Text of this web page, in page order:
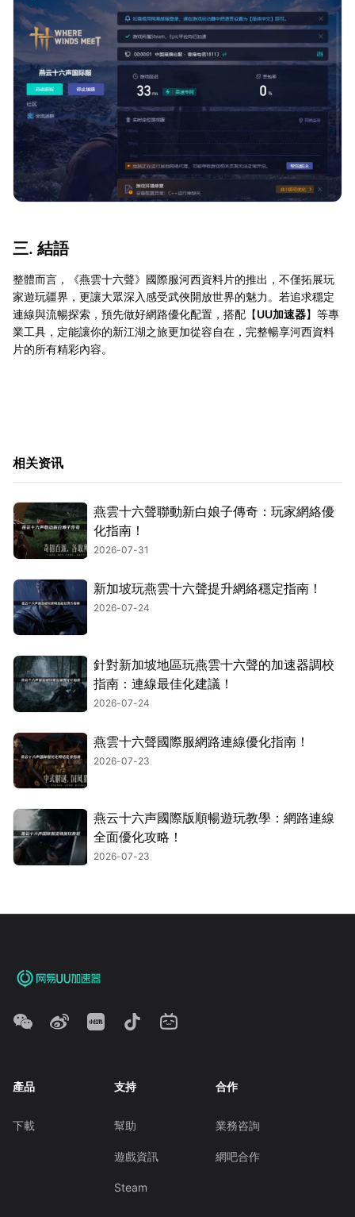
三. 結語
整體而言，《燕雲十六聲》國際服河西資料片的推出，不僅拓展玩
家遊玩疆界，更讓大眾深入感受武俠開放世界的魅力。若追求穩定
連線與流暢探索，預先做好網路優化配置，搭配【UU加速器】等專
業工具，定能讓你的新江湖之旅更加從容自在，完整暢享河西資料
片的所有精彩內容。
相关资讯
燕雲十六聲聯動新白娘子傳奇：玩家網絡優
化指南！
2026-07-31
新加坡玩燕雲十六聲提升網絡穩定指南！
2026-07-24
針對新加坡地區玩燕雲十六聲的加速器調校
指南：連線最佳化建議！
2026-07-24
燕雲十六聲國際服網路連線優化指南！
2026-07-23
燕云十六声國際版順暢遊玩教學：網路連線
全面優化攻略！
2026-07-23
產品
下載
支持
幫助
遊戲資訊
Steam
合作
業務咨詢
網吧合作